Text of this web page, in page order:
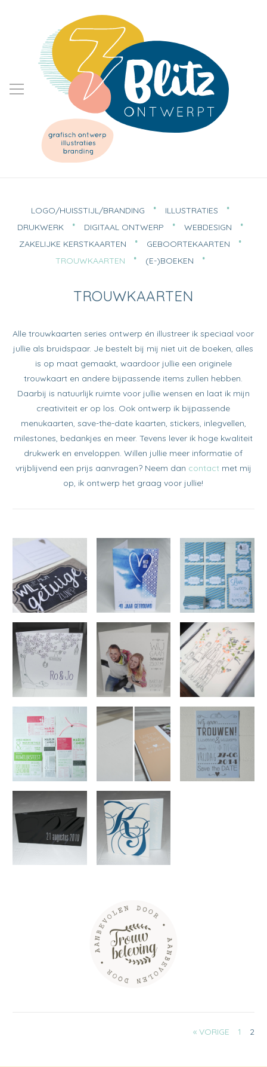
LOGO/HUISSTIJL/BRANDING
ILLUSTRATIES
DRUKWERK
DIGITAAL ONTWERP
WEBDESIGN
ZAKELIJKE KERSTKAARTEN
GEBOORTEKAARTEN
TROUWKAARTEN
(E-)BOEKEN
TROUWKAARTEN
Alle trouwkaarten series ontwerp én illustreer ik speciaal voor
jullie als bruidspaar. Je bestelt bij mij niet uit de boeken, alles
is op maat gemaakt, waardoor jullie een originele
trouwkaart en andere bijpassende items zullen hebben.
Daarbij is natuurlijk ruimte voor jullie wensen en laat ik mijn
creativiteit er op los. Ook ontwerp ik bijpassende
menukaarten, save-the-date kaarten, stickers, inlegvellen,
milestones, bedankjes en meer. Tevens lever ik hoge kwaliteit
drukwerk en enveloppen. Willen jullie meer informatie of
vrijblijvend een prijs aanvragen? Neem dan contact met mij
op, ik ontwerp het graag voor jullie!
« VORIGE 1 2